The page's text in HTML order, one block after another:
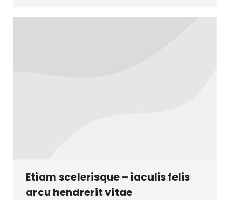
Etiam scelerisque – iaculis felis
arcu hendrerit vitae